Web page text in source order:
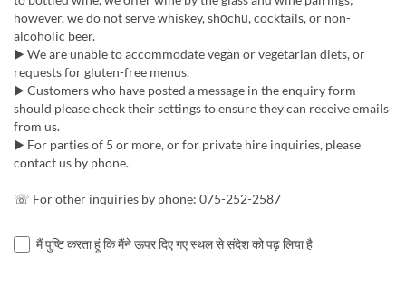
however, we do not serve whiskey, shōchū, cocktails, or non-
alcoholic beer.
▶︎ We are unable to accommodate vegan or vegetarian diets, or
requests for gluten-free menus.
▶︎ Customers who have posted a message in the enquiry form
should please check their settings to ensure they can receive emails
from us.
▶︎ For parties of 5 or more, or for private hire inquiries, please
contact us by phone.
☏ For other inquiries by phone: 075-252-2587
मैं पुष्टि करता हूं कि मैंने ऊपर दिए गए स्थल से संदेश को पढ़ लिया है